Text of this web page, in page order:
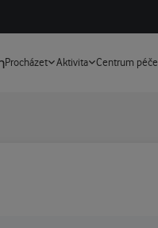
Procházet Aktivita Centrum péče